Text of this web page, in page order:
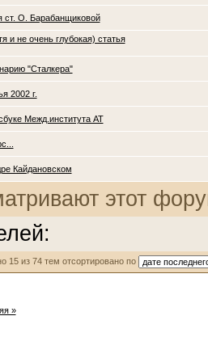
ст. О. Барабанщиковой
и не очень глубокая) статья
"Сталкера"
2002 г.
Межд.института АТ
Кайдановском
этот
15 из 74 тем отсортировано по
»